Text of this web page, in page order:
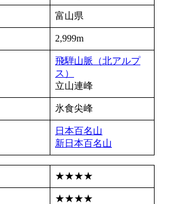
富山県
2,999m
飛騨山脈（北アルプ
ス）
立山連峰
氷食尖峰
日本百名山
新日本百名山
★★★★
★★★★